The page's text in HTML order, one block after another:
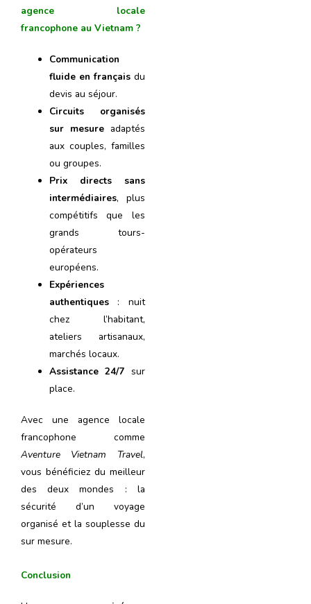
agence locale
francophone au Vietnam ?
Communication
fluide en françaisdu
devis au séjour.
Circuits organisés
sur mesureadaptés
aux couples, familles
ou groupes.
Prix directs sans
intermédiaires, plus
compétitifs que les
grands tours-
opérateurs
européens.
Expériences
authentiques : nuit
chez l’habitant,
ateliers artisanaux,
marchés locaux.
Assistance 24/7 sur
place.
Avec une agence locale
francophone comme
Aventure Vietnam Travel,
vous bénéficiez du meilleur
des deux mondes : la
sécurité d’un voyage
organisé et la souplesse du
sur mesure.
Conclusion